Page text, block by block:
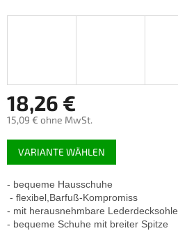
18,26 €
15,09 € ohne MwSt.
Verkaufspreis:
VARIANTE WÄHLEN
- bequeme Hausschuhe
- flexibel,Barfuß-Kompromiss
- mit herausnehmbare Lederdecksohle
- bequeme Schuhe mit breiter Spitze